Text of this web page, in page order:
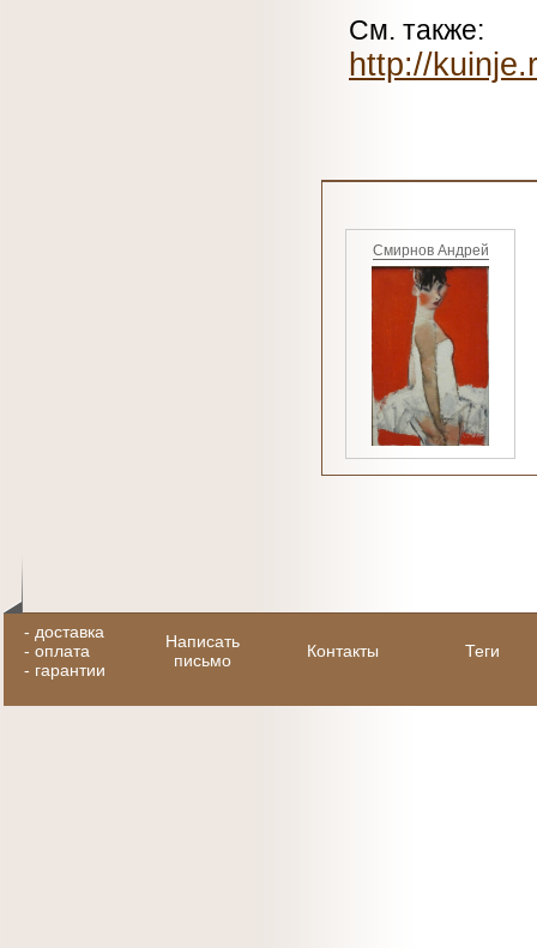
См. также:
http://
Смирнов Андрей
- доставка
- оплата
- гарантии
Написать
письмо
Контакты Теги